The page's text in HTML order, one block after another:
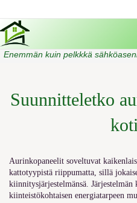
Enemmän kuin pelkkkä
Suunnitteletko
Aurinkopaneelit soveltuvat
kattotyypistä riippumatta, sillä
kiinnitysjärjestelmänsä. Järjestelmän
kiinteistökohtaisen energiatarpeen